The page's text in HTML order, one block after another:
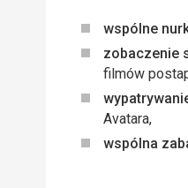
wspólne
zobaczenie
filmów
Avatara,
wspólna